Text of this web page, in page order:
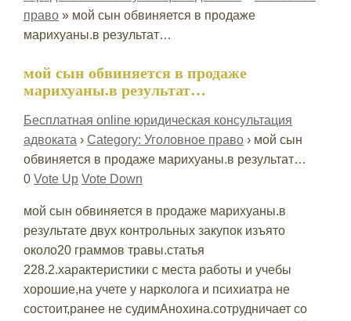
право» мой сын обвиняется в продаже
марихуаны.в результат…
мой сын обвиняется в продаже
марихуаны.в результат…
Бесплатная online юридическая консультация
адвоката › Category: Уголовное право› мой сын
обвиняется в продаже марихуаны.в результат…
0 Vote Up Vote Down
мой сын обвиняется в продаже марихуаны.в
результате двух контрольных закупок изъято
около20 граммов травы.статья
228.2.характеристики с места работы и учебы
хорошие,на учете у нарколога и психиатра не
состоит,ранее не судимАнохина.сотрудничает со